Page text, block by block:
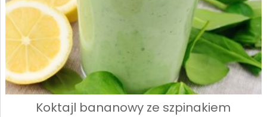
Koktajl bananowy ze szpinakiem